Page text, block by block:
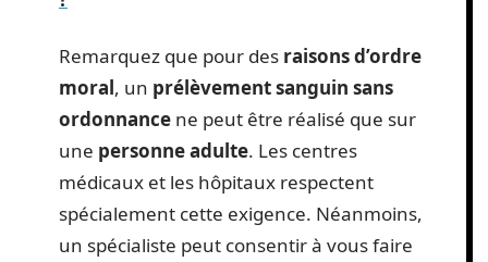
Remarquez que pour des raisons d’ordre
moral, un prélèvement sanguin sans
ordonnance ne peut être réalisé que sur
une personne adulte. Les centres
médicaux et les hôpitaux respectent
spécialement cette exigence. Néanmoins,
un spécialiste peut consentir à vous faire